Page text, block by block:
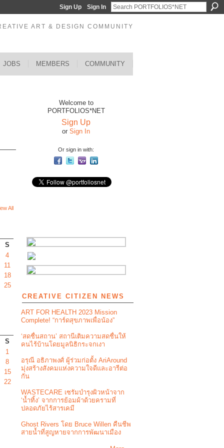
Sign Up Sign In
ART & DESIGN COMMUNITY
JOBS MEMBERS COMMUNITY
All
S
4
11
18
25
S
1
8
15
22
Welcome to
PORTFOLIOS*NET
Sign Up
or Sign In
Or sign in with:
CREATIVE CITIZEN NEWS
ART FOR HEALTH 2023 Mission
Complete! “การ์ดสุขภาพเพื่อน้อง”
‘สดชื่นสถาน’ สถานีเติมความสดชื่นให้
คนไร้บ้านโดยมูลนิธิกระจกเงา
อรุณี อธิภาพงศ์ ผู้ร่วมก่อตั้ง AriAround
มุ่งสร้างสังคมแห่งความใจดีและอารีต่อ
กัน
WASTECARE เซรัมบำรุงผิวหน้าจาก
‘น้ำทิ้ง’ จากการย้อมผ้าด้วยครามที่
ปลอดภัยไร้สารเคมี
Ghost Rivers โดย Bruce Willen คืนชีพ
สายน้ำที่สูญหายจากการพัฒนาเมือง